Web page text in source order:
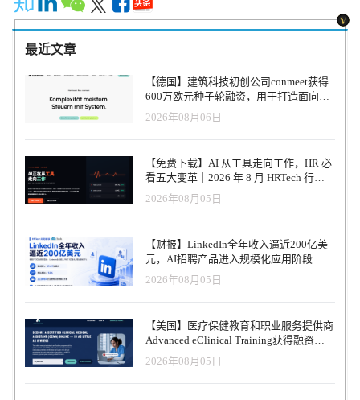
并且和求职者进行沟通。Facebook将会让整个的招聘和求职过程更加
简单。 从本周开始，美国和加拿大的公司将能够在Facebook发布岗
位，未来将会扩大到更多国家。 在看到满意的岗位后，Facebook用
户只需要点击“现在申请”按钮。网站将会从用户注册资料中自动提取
一些信息，完成填表，用户在提交申请表格之前也能够自行编辑审
Messenger聊天工具建立一个对话，以便未来保持沟通。 Facebook自
然也不会放弃任何的创收机会。在职位搜索功能中，企业可以购买
广告位推广招聘启事。另外，如果用户关注了某家企业，则也会在
动态信息流中收到该公司的招聘信息。 上述高管介绍说，从去年开
始，Facebook就已经在芝加哥等少数城市进行招聘功能的试验。而在
去年底，媒体披露Facebook正在开发招聘功能，将会涉足这一全新的
领域。 社交网络招聘将是Facebook亟待挖掘的一个“金矿”。如今，
越来越多的企业人力资源部门，正在社交网络上寻找人才。根据专
9%的企业计划这样做。 不过客观而言，在社交网络招聘领域，
Facebook落后于面向白领的平台LinkedIn。LinkedIn主打企业和商业
特色，提供了完备的招聘功能，招聘也成为LinkedIn重要的收入来
（即使并未推出专门的工具）。另外，半数的企业也会在Twitter展
开招聘。 Facebook虽然在全球拥有十几亿用户，覆盖面极广。但是
《今日美国报》也指出，Facebook开展招聘业务存在一个难点：即民
最近文章
【德国】建筑科技初创公司conmeet获得
600万欧元种子轮融资，用于打造面向贸
易和建筑行业的AI操作系统
2026年08月06日
【免费下载】AI 从工具走向工作，HR 必
看五大变革｜2026 年 8 月 HRTech 行业
观察报告
2026年08月05日
【财报】LinkedIn全年收入逼近200亿美
元，AI招聘产品进入规模化应用阶段
2026年08月05日
【美国】医疗保健教育和职业服务提供商
Advanced eClinical Training获得融资，
以加速医疗卫生人才队伍建设
2026年08月05日